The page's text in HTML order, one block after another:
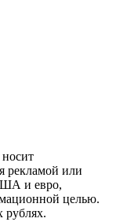
рекламой или
и евро,
целью.
рублях.